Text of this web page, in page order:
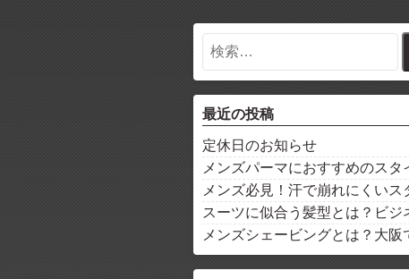
最近の投稿
定休日のお知らせ
メンズパーマにおすすめのス
メンズ必見！汗で崩れにくい
スーツに似合う髪型とは？ビ
メンズシェービングとは？大